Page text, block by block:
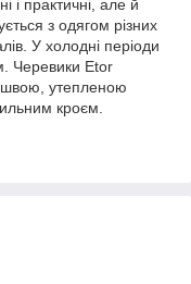
і практичні, але й
з одягом різних
У холодні періоди
Черевики Etor
утепленою
кроєм.